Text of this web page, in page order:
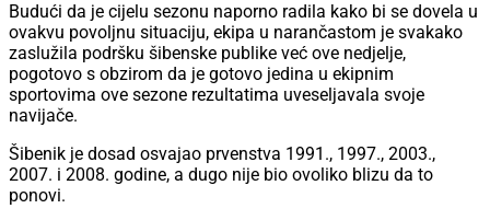
Budući da je cijelu sezonu naporno radila kako bi se dovela u
ovakvu povoljnu situaciju, ekipa u narančastom je svakako
zaslužila podršku šibenske publike već ove nedjelje,
pogotovo s obzirom da je gotovo jedina u ekipnim
sportovima ove sezone rezultatima uveseljavala svoje
navijače.
Šibenik je dosad osvajao prvenstva 1991., 1997., 2003.,
2007. i 2008. godine, a dugo nije bio ovoliko blizu da to
ponovi.